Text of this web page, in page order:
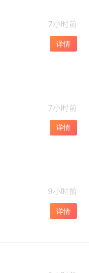
7小时前
详情
7小时前
详情
9小时前
详情